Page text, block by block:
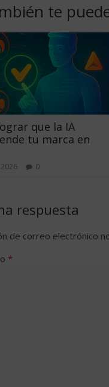
te
que la IA
tu marca en
0
respuesta
de correo electrónico
*